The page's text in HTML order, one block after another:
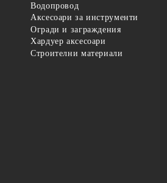
Водопровод
Аксесоари за инструменти
Огради и заграждения
Хардуер аксесоари
Строителни материали